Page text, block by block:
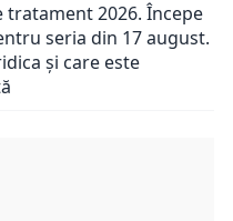
tratament 2026. Începe
seria din 17 august.
și care este